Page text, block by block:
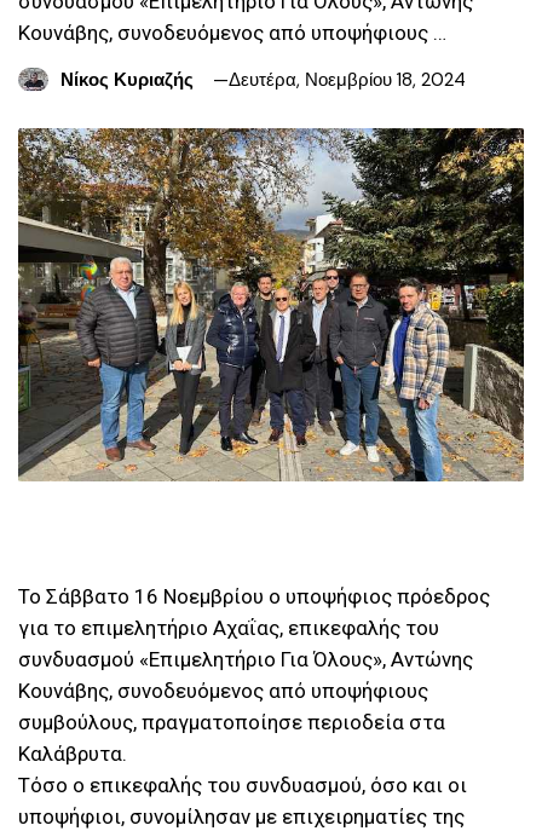
Κουνάβης, συνοδευόμενος από υποψήφιους …
Νίκος Κυριαζής
Δευτέρα, Νοεμβρίου 18, 2024
Το Σάββατο 16 Νοεμβρίου ο υποψήφιος πρόεδρος
για το επιμελητήριο Αχαΐας, επικεφαλής του
συνδυασμού «Επιμελητήριο Για Όλους», Αντώνης
Κουνάβης, συνοδευόμενος από υποψήφιους
συμβούλους, πραγματοποίησε περιοδεία στα
Καλάβρυτα.
Τόσο ο επικεφαλής του συνδυασμού, όσο και οι
υποψήφιοι, συνομίλησαν με επιχειρηματίες της